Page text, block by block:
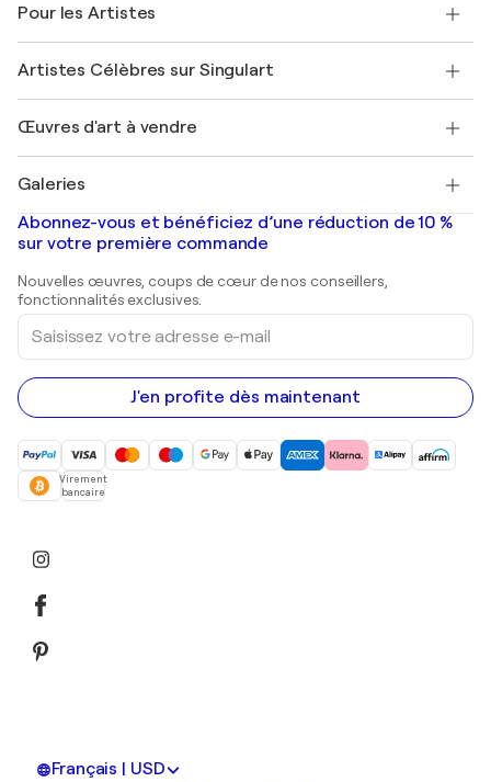
Offrir une carte cadeau
Rejoignez notre programme commercial
Mon compte
+33 1 76 44 06 42
FAQ
Magazine Singulart
Emplois
Découvrez une sélection d'art original
Pour les Artistes
Se connecter en tant qu'Artiste
Artistes Célèbres sur Singulart
Marc Chagall
Banksy
Mr. Brainwash
Shepard Fairey
Œuvres d'art à vendre
Tableaux abstraits à vendre
Peintures de paysage
Estampes
Peintures acryliques
Galeries
Galeries d'art en France
Galeries d'art en Belgique
Abonnez-vous et bénéficiez d’une réduction de 10 %
sur votre première commande
Nouvelles œuvres, coups de cœur de nos conseillers,
fonctionnalités exclusives.
Saisissez
votre
adresse
e-
mail
J'en profite dès maintenant
Virement
bancaire
Français | USD